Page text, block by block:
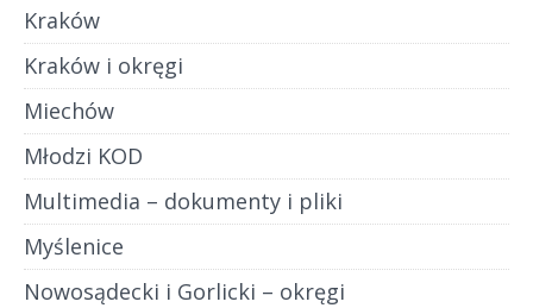
Kraków
Kraków i okręgi
Miechów
Młodzi KOD
Multimedia – dokumenty i pliki
Myślenice
Nowosądecki i Gorlicki – okręgi